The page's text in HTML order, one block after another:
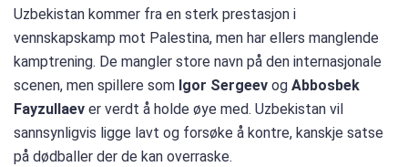
Uzbekistan kommer fra en sterk prestasjon i
vennskapskamp mot Palestina, men har ellers manglende
kamptrening. De mangler store navn på den internasjonale
scenen, men spillere som Igor Sergeev og Abbosbek
Fayzullaev er verdt å holde øye med. Uzbekistan vil
sannsynligvis ligge lavt og forsøke å kontre, kanskje satse
på dødballer der de kan overraske.